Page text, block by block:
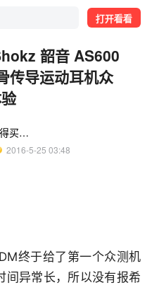
打开看看
韶音 AS600
导运动耳机众
什么值得买众测
  2016-5-25 03:48
终于给了第一个众测机
间异常长，所以没有报希